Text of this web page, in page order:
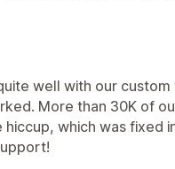
well with our
More than 30K of
hiccup, which was fixed